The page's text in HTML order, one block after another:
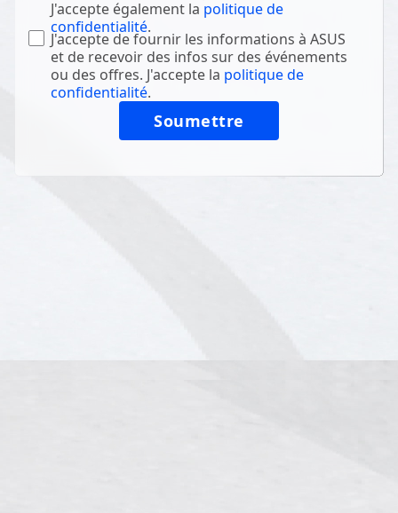
J'accepte également la politique de
confidentialité.
J'accepte de fournir les informations à ASUS
et de recevoir des infos sur des événements
ou des offres. J'accepte la politique de
confidentialité.